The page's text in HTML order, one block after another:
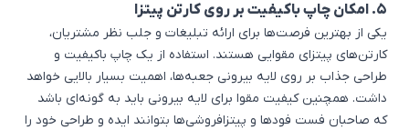
5. امکان چاپ باکیفیت بر روی کارتن پیتزا
یکی از بهترین فرصت‌ها برای ارائه تبلیغات و جلب نظر مشتریان،
کارتن‌های پیتزای مقوایی هستند. استفاده از یک چاپ باکیفیت و
طراحی جذاب بر روی لایه بیرونی جعبه‌ها، اهمیت بسیار بالایی خواهد
داشت. همچنین کیفیت مقوا برای لایه بیرونی باید به گونه‌ای باشد
که صاحبان فست فودها و پیتزافروشی‌ها بتوانند ایده و طراحی خود را